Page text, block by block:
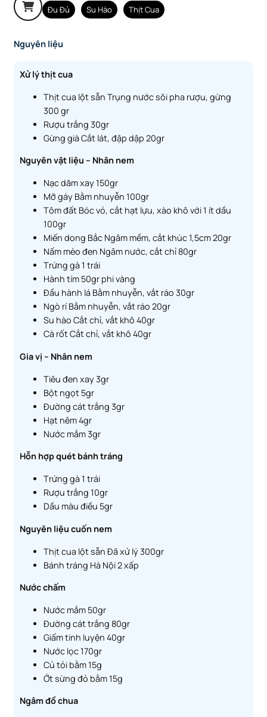
Đu Đủ Su Hào Thịt Cua
Nguyên liệu
Xử lý thịt cua
Thịt cua lột sẵn Trụng nước sôi pha rượu, gừng
300 gr
Rượu trắng 30gr
Gừng già Cắt lát, đập dập 20gr
Nguyên vật liệu – Nhân nem
Nạc dăm xay 150gr
Mỡ gáy Bằm nhuyễn 100gr
Tôm đất Bóc vỏ, cắt hạt lựu, xào khô với 1 ít dầu
100gr
Miến dong Bắc Ngâm mềm, cắt khúc 1,5cm 20gr
Nấm mèo đen Ngâm nước, cắt chỉ 80gr
Trứng gà 1 trái
Hành tím 50gr phi vàng
Đầu hành lá Bằm nhuyễn, vắt ráo 30gr
Ngò rí Bằm nhuyễn, vắt ráo 20gr
Su hào Cắt chỉ, vắt khô 40gr
Cà rốt Cắt chỉ, vắt khô 40gr
Gia vị – Nhân nem
Tiêu đen xay 3gr
Bột ngọt 5gr
Đường cát trắng 3gr
Hạt nêm 4gr
Nước mắm 3gr
Hỗn hợp quét bánh tráng
Trứng gà 1 trái
Rượu trắng 10gr
Dầu màu điều 5gr
Nguyên liệu cuốn nem
Thịt cua lột sẵn Đã xử lý 300gr
Bánh tráng Hà Nội 2 xấp
Nước chấm
Nước mắm 50gr
Đường cát trắng 80gr
Giấm tinh luyện 40gr
Nước lọc 170gr
Củ tỏi bằm 15g
Ớt sừng đỏ bằm 15g
Ngâm đồ chua